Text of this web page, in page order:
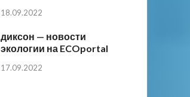
18.09.2022
диксон — новости
экологии на ECOportal
17.09.2022